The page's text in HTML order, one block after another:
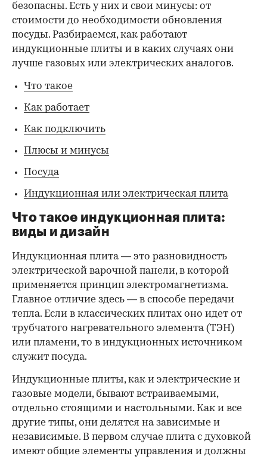
безопасны. Есть у них и свои минусы: от
стоимости до необходимости обновления
посуды. Разбираемся, как работают
индукционные плиты и в каких случаях они
лучше газовых или электрических аналогов.
Что такое
Как работает
Как подключить
Плюсы и минусы
Посуда
Индукционная или электрическая плита
Что такое индукционная плита:
виды и дизайн
Индукционная плита — это разновидность
электрической варочной панели, в которой
применяется принцип электромагнетизма.
Главное отличие здесь — в способе передачи
тепла. Если в классических плитах оно идет от
трубчатого нагревательного элемента (ТЭН)
или пламени, то в индукционных источником
служит посуда.
Индукционные плиты, как и электрические и
газовые модели, бывают встраиваемыми,
отдельно стоящими и настольными. Как и все
другие типы, они делятся на зависимые и
независимые. В первом случае плита с духовкой
имеют общие элементы управления и должны